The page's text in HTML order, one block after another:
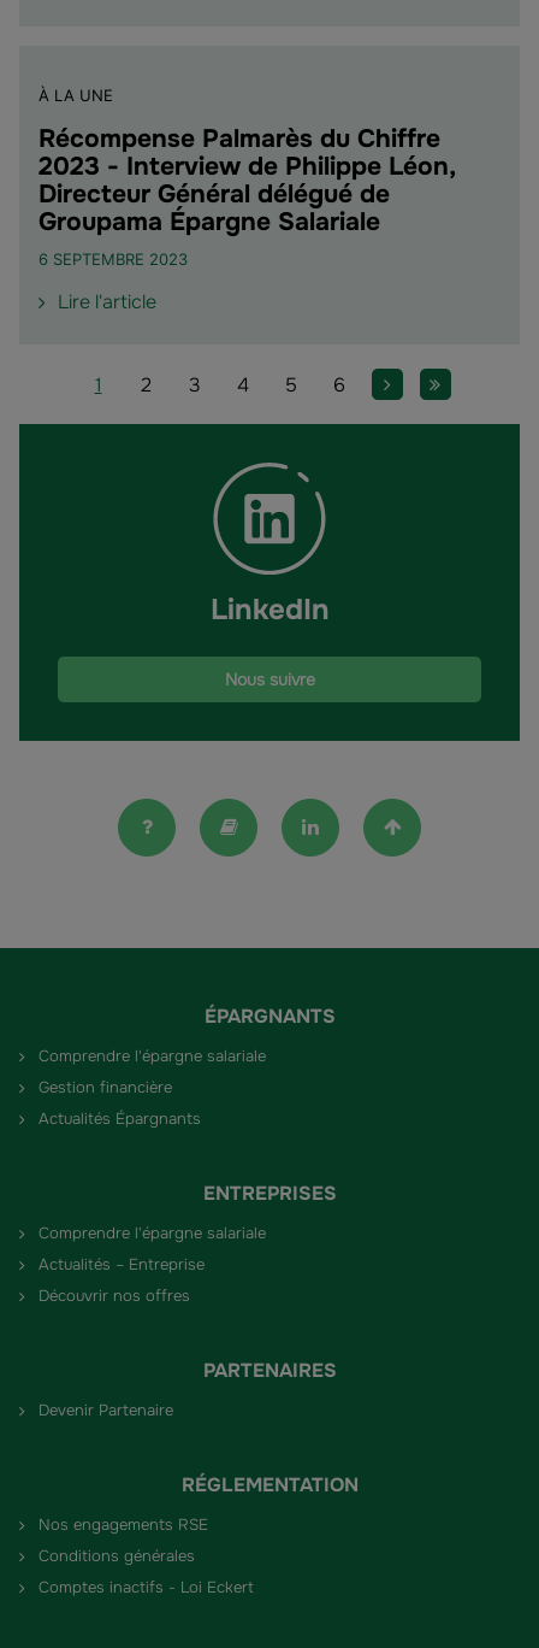
chef
d'entreprise"
À LA UNE
Récompense Palmarès du Chiffre
2023 - Interview de Philippe Léon,
Directeur Général délégué de
Groupama Épargne Salariale
6 SEPTEMBRE 2023
Lire l'articlede
Palmarès
Interview
Directeur
de
PaginationPage
1 Page
2 Page
3 Page
4 Page
5 Page
6 Page suivante
Dernière
LinkedIn
Nous suivre
FAQ Lexique Linkedin Haut de la
ÉPARGNANTS
Comprendre l'épargne salariale
Gestion financière
Actualités Épargnants
ENTREPRISES
Comprendre l'épargne salariale
Actualités – Entreprise
Découvrir nos offres
PARTENAIRES
Devenir Partenaire
RÉGLEMENTATION
Nos engagements RSE
Conditions générales
Comptes inactifs - Loi Eckert